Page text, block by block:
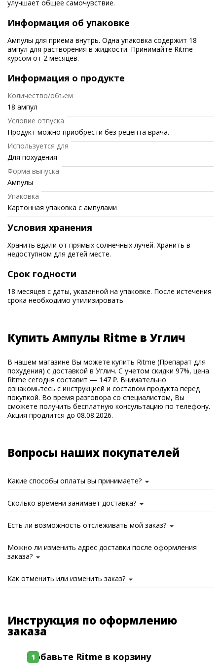
улучшает общее самочувствие.
Информация об упаковке
Ампулы для приема внутрь. Одна упаковка содержит 18
ампул для растворения в жидкости. Принимайте Ritme
курсом от 2 месяцев.
Информация о продукте
Количество/объем
18 ампул
Условие отпуска
Продукт можно приобрести без рецепта врача.
Используется для
Для похудения
Форма выпуска
Ампулы
Упаковка
Картонная упаковка с ампулами
Условия хранения
Хранить вдали от прямых солнечных лучей. Хранить в
недоступном для детей месте.
Срок годности
18 месяцев с даты, указанной на упаковке. После истечения
срока необходимо утилизировать
Купить Ампулы Ritme в Углич
В нашем магазине Вы можете купить Ritme (Препарат для
похудения) с доставкой в Углич. С учетом скидки 97%, цена
Ritme сегодня составит — 147 ₽. Внимательно
ознакомьтесь с инструкцией и составом продукта перед
покупкой. Во время разговора со специалистом, Вы
сможете получить бесплатную консультацию по телефону.
Акция продлится до 08.08.2026.
Вопросы наших покупателей
Какие способы оплаты вы принимаете?
Сколько времени занимает доставка?
Есть ли возможность отслеживать мой заказ?
Можно ли изменить адрес доставки после оформления
заказа?
Как отменить или изменить заказ?
Инструкция по оформлению
заказа
Добавьте Ritme в корзину